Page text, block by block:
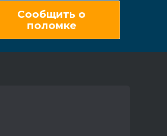
Сообщить о
поломке